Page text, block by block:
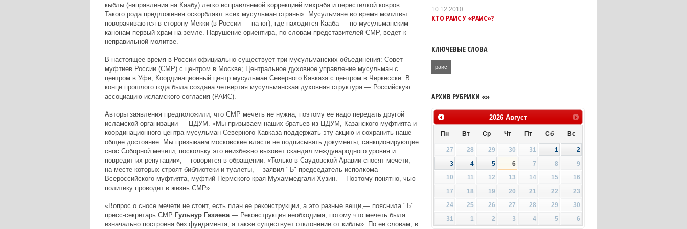
кыблы (направления на Каабу) легко исправляемой коррекцией михраба и перестилкой ковров.
Такого рода предложения оскорбляют всех мусульман страны». Мусульмане во время молитвы
поворачиваются в сторону Мекки (в России — на юг), где находится Кааба — по мусульманским
канонам первый храм на земле. Нарушение ориентира, по словам представителей СМР, ведет к
неправильной молитве.
В настоящее время в России официально существует три мусульманских объединения: Совет
муфтиев России (СМР) с центром в Москве; Центральное духовное управление мусульман с
центром в Уфе; Координационный центр мусульман Северного Кавказа с центром в Черкесске. В
конце прошлого года была создана четвертая мусульманская духовная структура — Российскую
ассоциацию исламского согласия (РАИС).
Авторы заявления предположили, что СМР мечеть не нужна, поэтому ее надо передать другой
исламской организации — ЦДУМ. «Мы призываем наших братьев из ЦДУМ, Казанского муфтията и
координационного центра мусульман Северного Кавказа поддержать эту акцию и сохранить наше
общее достояние. Мы призываем московские власти не подписывать документы, санкционирующие
снос Соборной мечети, поскольку это неизбежно вызовет скандал международного уровня и
повредит их репутации»,— говорится в обращении. «Только в Саудовской Аравии сносят мечети,
на месте которых строят библиотеки и туалеты,— заявил "Ъ" председатель исполкома
Всероссийского муфтията, муфтий Пермского края Мухаммедгали Хузин.— Поэтому понятно, чью
политику проводит в жизнь СМР».
«Вопрос о сносе мечети не стоит, есть план ее реконструкции, а это разные вещи,— пояснила "Ъ"
пресс-секретарь СМР Гульнур Газиева.— Реконструкция необходима, потому что мечеть была
изначально построена без фундамента, а также существует отклонение от киблы». По ее словам, в
10.12.2010
КТО РАИС У «РАИС»?
КЛЮЧЕВЫЕ СЛОВА
раис
АРХИВ РУБРИКИ «»
2026 Август
Пн Вт Ср Чт Пт Сб Вс
27 28 29 30 31 1
2
3
4 5 6 7 8
9
10
11 12 13 14 15
16
17
18 19 20 21 22
23
24
25 26 27 28 29
30
31
1 2 3 4 5 6